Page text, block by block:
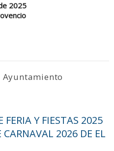
2025
Ayuntamiento
FERIA Y FIESTAS 2025
CARNAVAL 2026 DE EL